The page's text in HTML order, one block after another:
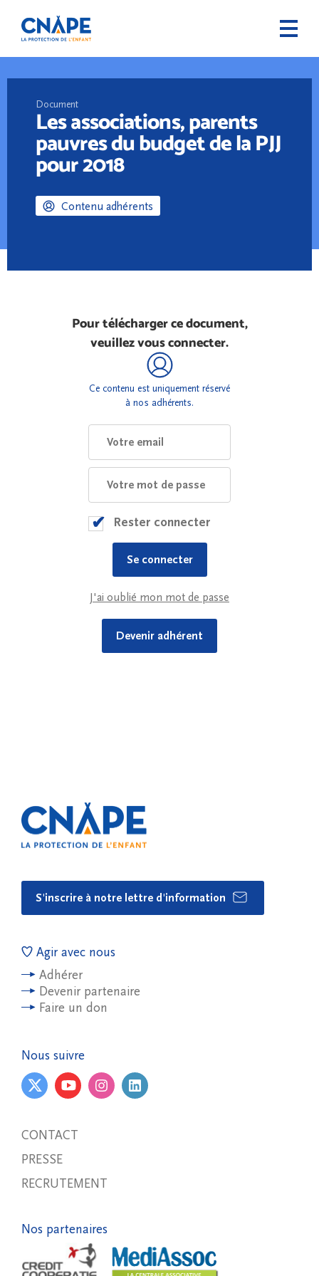
Document
Les associations, parents
pauvres du budget de la PJJ
pour 2018
Contenu adhérents
Pour télécharger ce document,
veuillez vous connecter.
Ce contenu est uniquement réservé
à nos adhérents.
Rester connecter
J'ai oublié mon mot de passe
Devenir adhérent
S'inscrire à notre lettre d'information
Agir avec nous
Adhérer
Devenir partenaire
Faire un don
Nous suivre
CONTACT
PRESSE
RECRUTEMENT
Nos partenaires